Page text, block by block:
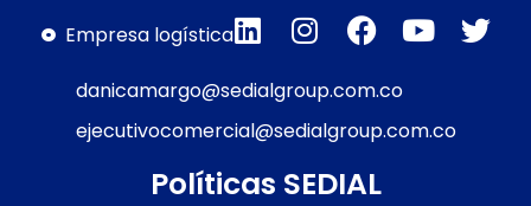
Empresa logística
danicamargo@sedialgroup.com.co
ejecutivocomercial@sedialgroup.com.co
Políticas SEDIAL